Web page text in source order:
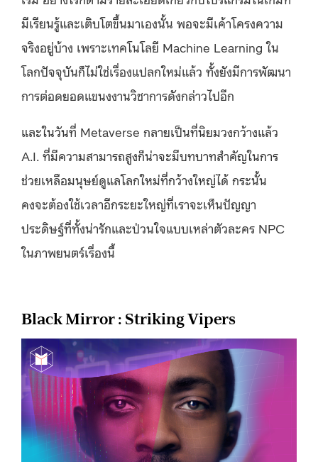
มีเรียนรู้และเติบโตขึ้นมาเองนั้น พอจะมีเค้าโครงความ
จริงอยู่บ้าง เพราะเทคโนโลยี Machine Learning ใน
โลกปัจจุบันก็ไม่ใช่เรื่องแปลกใหม่แล้ว ทั้งยังมีการพัฒนา
การต่อดยอดแขนงงานวิชาการดังกล่าวไปอีก
และในวันที่ Metaverse กลายเป็นที่นิยมวงกว้างแล้ว
A.I. ที่มีความสามารถสูงก็น่าจะมีบทบาทสำคัญในการ
ช่วยเหลือมนุษย์ดูแลโลกใหม่ที่กว้างใหญ่ได้ กระนั้น
คงจะต้องใช้เวลาอีกระยะใหญ่ที่เราจะเห็นปัญญา
ประดิษฐ์ที่ทั้งน่ารักและป่วนใจแบบเหล่าตัวละคร NPC
ในภาพยนตร์เรื่องนี้
Black Mirror : Striking Vipers